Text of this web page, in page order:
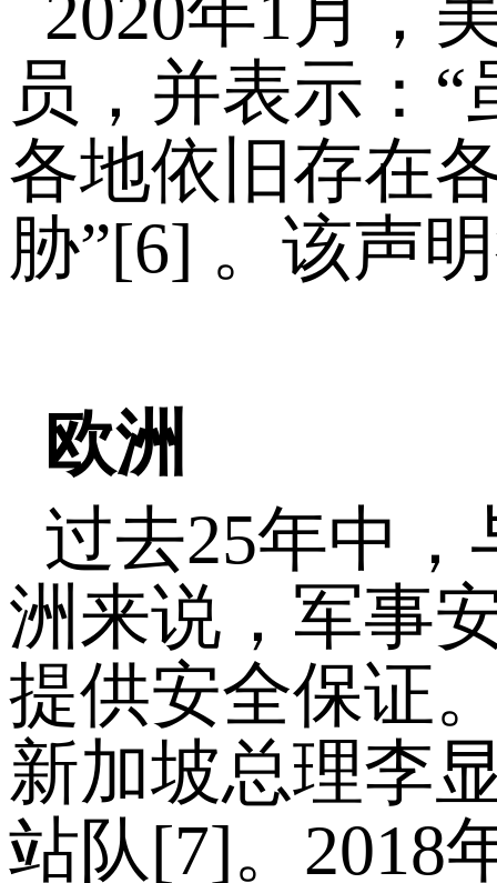
员，并表示：
各地依旧存在
胁”[6] 。该声
欧洲
过去25年中
洲来说，军事
提供安全保证
新加坡总理李
站队[7]。2018